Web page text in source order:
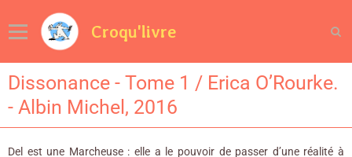
Croqu'livre
Dissonance - Tome 1 / Erica O’Rourke.
- Albin Michel, 2016
Del est une Marcheuse : elle a le pouvoir de passer d’une réalité à